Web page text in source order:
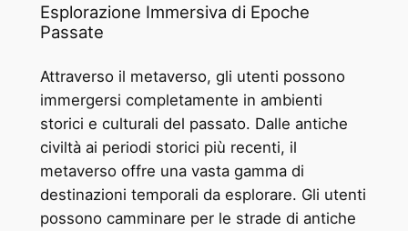
Esplorazione Immersiva di Epoche
Passate
Attraverso il metaverso, gli utenti possono
immergersi completamente in ambienti
storici e culturali del passato. Dalle antiche
civiltà ai periodi storici più recenti, il
metaverso offre una vasta gamma di
destinazioni temporali da esplorare. Gli utenti
possono camminare per le strade di antiche